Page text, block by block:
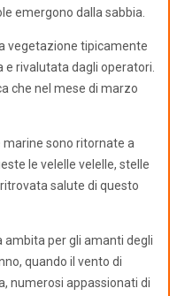
emergono dalla sabbia.
vegetazione tipicamente
rivalutata dagli operatori.
che nel mese di marzo
marine sono ritornate a
le velelle velelle, stelle
salute di questo
ambita per gli amanti degli
quando il vento di
numerosi appassionati di